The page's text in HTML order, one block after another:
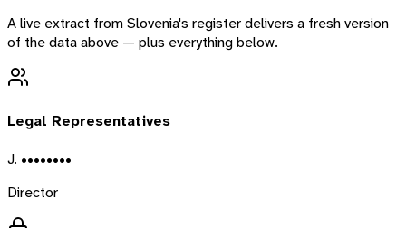
A live extract fromSlovenia's register delivers a fresh version
of the data above — plus everything below.
Legal Representatives
J. ••••••••
Director